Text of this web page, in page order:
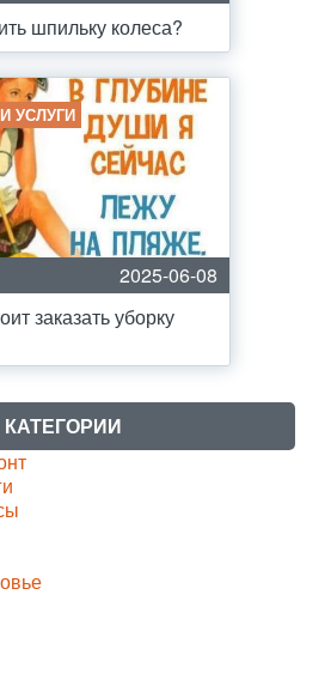
шпильку колеса?
УСЛУГИ
2025-06-08
заказать уборку
КАТЕГОРИИ